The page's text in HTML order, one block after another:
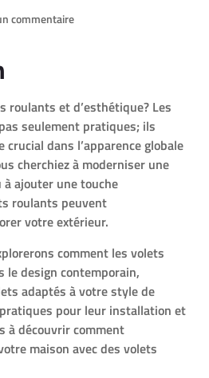
commentaire
roulants et d’esthétique? Les
seulement pratiques; ils
dans l’apparence globale
cherchiez à moderniser une
ajouter une touche
roulants peuvent
votre extérieur.
comment les volets
le design contemporain,
adaptés à votre style de
pour leur installation et
à découvrir comment
maison avec des volets